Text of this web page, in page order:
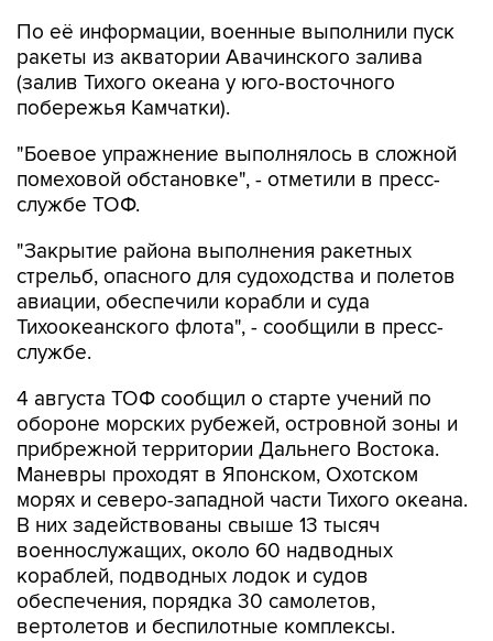
По её информации, военные выполнили пуск
ракеты из акватории Авачинского залива
(залив Тихого океана у юго-восточного
побережья Камчатки).
"Боевое упражнение выполнялось в сложной
помеховой обстановке", - отметили в пресс-
службе ТОФ.
"Закрытие района выполнения ракетных
стрельб, опасного для судоходства и полетов
авиации, обеспечили корабли и суда
Тихоокеанского флота", - сообщили в пресс-
службе.
4 августа ТОФ сообщил о старте учений по
обороне морских рубежей, островной зоны и
прибрежной территории Дальнего Востока.
Маневры проходят в Японском, Охотском
морях и северо-западной части Тихого океана.
В них задействованы свыше 13 тысяч
военнослужащих, около 60 надводных
кораблей, подводных лодок и судов
обеспечения, порядка 30 самолетов,
вертолетов и беспилотные комплексы.